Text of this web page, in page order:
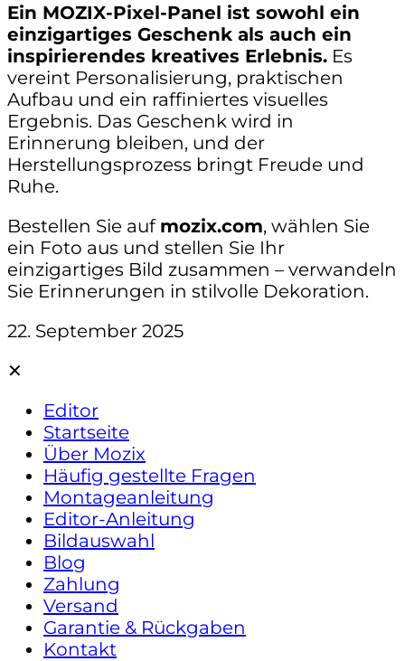
Ein MOZIX-Pixel-Panel ist sowohl ein
einzigartiges Geschenk als auch ein
inspirierendes kreatives Erlebnis. Es
vereint Personalisierung, praktischen
Aufbau und ein raffiniertes visuelles
Ergebnis. Das Geschenk wird in
Erinnerung bleiben, und der
Herstellungsprozess bringt Freude und
Ruhe.
Bestellen Sie auf mozix.com, wählen Sie
ein Foto aus und stellen Sie Ihr
einzigartiges Bild zusammen – verwandeln
Sie Erinnerungen in stilvolle Dekoration.
22. September 2025
✕
Editor
Startseite
Über Mozix
Häufig gestellte Fragen
Montageanleitung
Editor-Anleitung
Bildauswahl
Blog
Zahlung
Versand
Garantie & Rückgaben
Kontakt